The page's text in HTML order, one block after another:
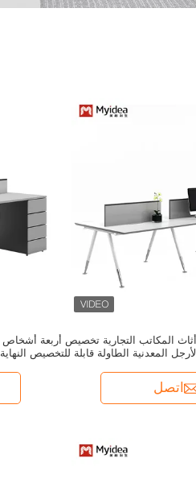
أثاث المكاتب التجارية تخصيص أربعة أشخاص
الأرجل المعدنية الطاولة قابلة للتخصيص النهاية
اتصل